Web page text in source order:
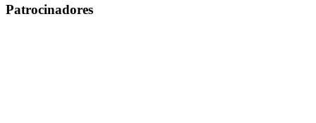
Patrocinadores